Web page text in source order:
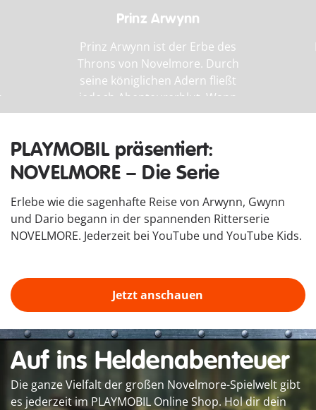
Prinz Arwynn
Prinz Arwynn ist der Erbe des
Throns von Novelmore. Durch
seine königlichen Adern fließt
jedoch Abenteurerblut. Wann
immer es möglich ist, schleicht
erleben.
PLAYMOBIL präsentiert:
NOVELMORE – Die Serie
Erlebe wie die sagenhafte Reise von Arwynn, Gwynn
und Dario begann in der spannenden Ritterserie
NOVELMORE. Jederzeit bei YouTube und YouTube Kids.
Jetzt anschauen
Auf ins Heldenabenteuer
Die ganze Vielfalt der großen Novelmore-Spielwelt gibt
es jederzeit im PLAYMOBIL Online Shop. Hol dir dein